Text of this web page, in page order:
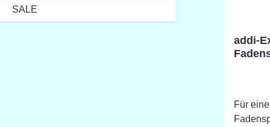
SALE
addi-
Für